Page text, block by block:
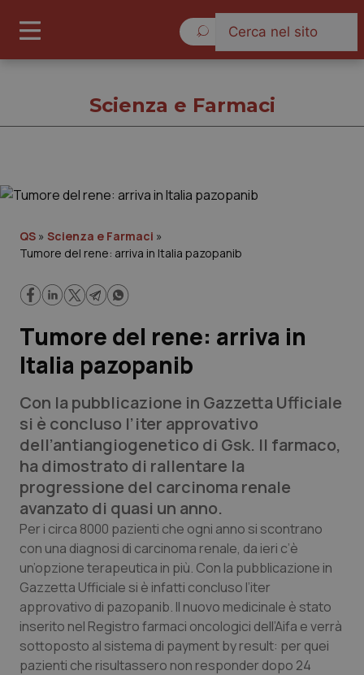
Cronache
Lavoro e Professioni
Scienza e Farmaci
Studi e Analisi
Lettere al direttore
Edizioni Regionali
QS Pro
Professionisti Sanitari.AI
Abruzzo
QS Pro Gold
Scienza e Farmaci
QS » Scienza e Farmaci »
Tumore del rene: arriva in Italia pazopanib
Tumore del rene: arriva in
Italia pazopanib
Con la pubblicazione in Gazzetta Ufficiale
si è concluso l’iter approvativo
dell’antiangiogenetico di Gsk. Il farmaco,
ha dimostrato di rallentare la
progressione del carcinoma renale
avanzato di quasi un anno.
Per i circa 8000 pazienti che ogni anno si scontrano
con una diagnosi di carcinoma renale, da ieri c’è
un’opzione terapeutica in più. Con la pubblicazione in
Gazzetta Ufficiale si è infatti concluso l’iter
approvativo di pazopanib. Il nuovo medicinale è stato
inserito nel Registro farmaci oncologici dell’Aifa e verrà
sottoposto al sistema di payment by result: per quei
pazienti che risultassero non responder dopo 24